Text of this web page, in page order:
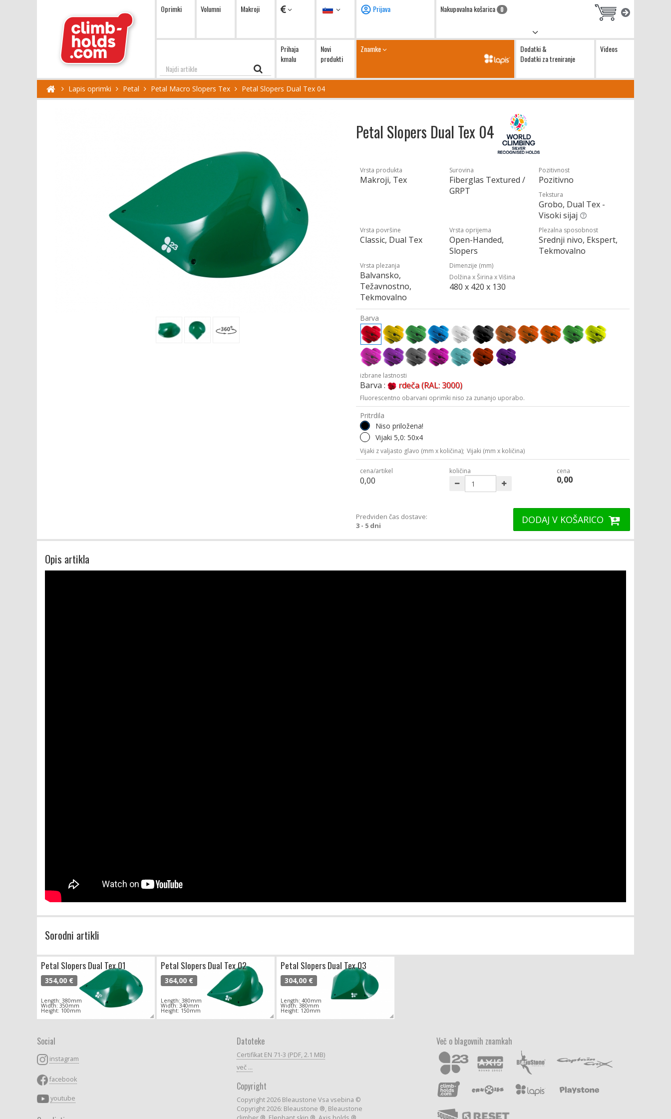
Oprimki Volumni Makroji Valute Jezik Prijava Nakupovalna košarica 0
Najdi
Prihaja
kmalu
Novi
produkti
Znamke
Dodatki &
Dodatki za treniranje
Videos
Lapis oprimki Petal Petal Macro Slopers Tex Petal Slopers Dual Tex 04
Petal Slopers Dual Tex 04
Vrsta produkta
Makroji, Tex
Surovina
Fiberglas Textured /
GRPT
Pozitivnost
Pozitivno
Tekstura
Grobo, Dual Tex -
Visoki sijaj
Vrsta površine
Classic, Dual Tex
Vrsta oprijema
Open-Handed,
Slopers
Plezalna sposobnost
Srednji nivo, Ekspert,
Tekmovalno
Vrsta plezanja
Balvansko,
Težavnostno,
Tekmovalno
Dimenzije (mm)
Dolžina x Širina x Višina
480 x 420 x 130
Barva
izbrane lastnosti
Barva : rdeča (RAL: 3000)
Fluorescentno obarvani oprimki niso za zunanjo uporabo.
Pritrdila
Niso priložena!
Vijaki 5,0: 50x4
Vijaki z valjasto glavo (mm x količina); Vijaki (mm x količina)
cena/artikel
0,00
količina cena
0,00
Predviden čas dostave:
3 - 5 dni
DODAJ V KOŠARICO
Opis artikla
Sorodni artikli
Petal Slopers Dual Tex 01
354,00 €
Length: 380mm
Width: 350mm
Height: 100mm
Petal Slopers Dual Tex 02
364,00 €
Length: 380mm
Width: 340mm
Height: 150mm
Petal Slopers Dual Tex 03
304,00 €
Length: 400mm
Width: 380mm
Height: 120mm
Social
instagram
facebook
youtube
Datoteke
Certifikat EN 71-3 (PDF, 2.1 MB)
več ...
Copyright
Copyright 2026 Bleaustone Vsa vsebina ©
Copyright 2026: Bleaustone ®, Bleaustone
Več o blagovnih znamkah